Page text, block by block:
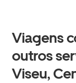
Viagens
outros
Viseu,